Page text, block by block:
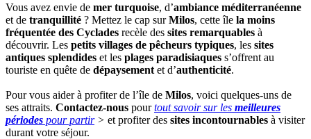
Vous avez envie de mer turquoise, d’ambiance méditerranéenne
et de tranquillité ? Mettez le cap surMilos, cette île la moins
fréquentée des Cyclades recèle des sites remarquables à
découvrir. Les petits villages de pêcheurs typiques, les sites
antiques splendides et les plages paradisiaques s’offrent au
touriste en quête de dépaysement et d’authenticité.
Pour vous aider à profiter de l’île de Milos, voici quelques-uns de
ses attraits. Contactez-nous pourtout savoir sur les meilleures
périodes pour partir> et profiter des sites incontournables à visiter
durant votre séjour.